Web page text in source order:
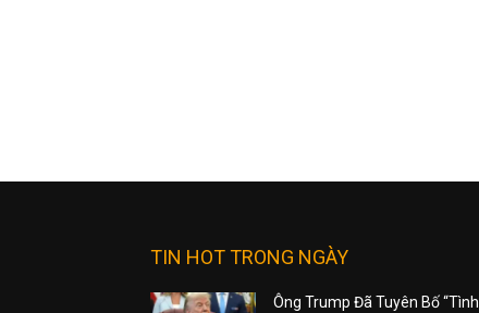
TIN HOT TRONG NGÀY
Ông Trump Đã Tuyên Bố “Tình